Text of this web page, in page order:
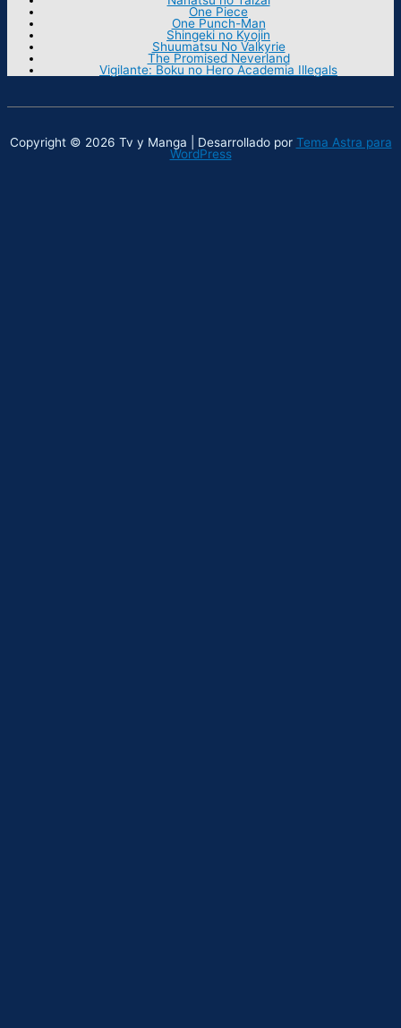
One Piece
One Punch-Man
Shingeki no Kyojin
Shuumatsu No Valkyrie
The Promised Neverland
Vigilante: Boku no Hero Academia Illegals
Copyright © 2026 Tv y Manga | Desarrollado por Tema Astra para
WordPress